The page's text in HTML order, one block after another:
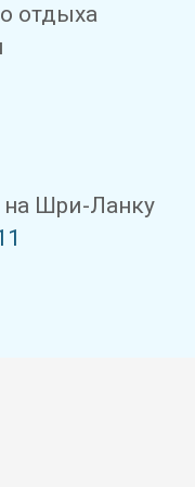
отдыха
Шри-Ланку